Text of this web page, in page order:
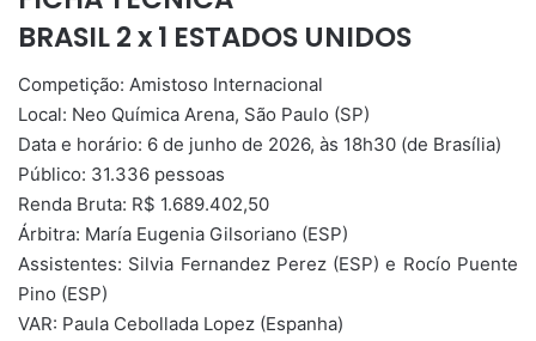
BRASIL 2 x 1 ESTADOS UNIDOS
Competição: Amistoso Internacional
Local: Neo Química Arena, São Paulo (SP)
Data e horário: 6 de junho de 2026, às 18h30 (de Brasília)
Público: 31.336 pessoas
Renda Bruta: R$ 1.689.402,50
Árbitra: María Eugenia Gilsoriano (ESP)
Assistentes: Silvia Fernandez Perez (ESP) e Rocío Puente
Pino (ESP)
VAR: Paula Cebollada Lopez (Espanha)